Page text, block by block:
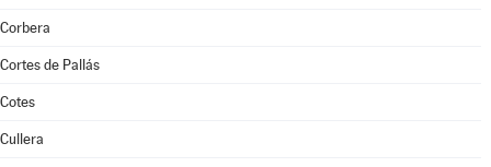
Corbera
Cortes de Pallás
Cotes
Cullera